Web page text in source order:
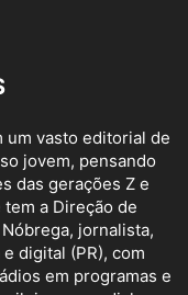
um vasto editorial de
jovem, pensando
das gerações Z e
a Direção de
jornalista,
digital (PR), com
em programas e